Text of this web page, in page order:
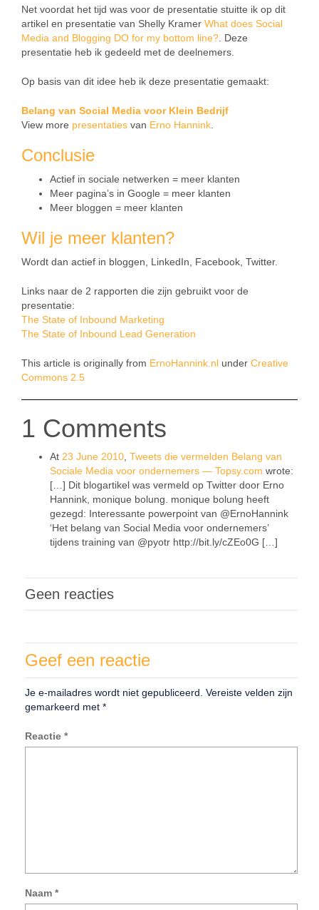
Net voordat het tijd was voor de presentatie stuitte ik op dit
artikel en presentatie van Shelly Kramer What does Social
Media and Blogging DO for my bottom line? . Deze
presentatie heb ik gedeeld met de deelnemers.
Op basis van dit idee heb ik deze presentatie gemaakt:
Belang van Social Media voor Klein Bedrijf
View more presentaties van Erno Hannink
Conclusie
Actief in sociale netwerken = meer klanten
Meer pagina’s in Google = meer klanten
Meer bloggen = meer klanten
Wil je meer klanten?
Wordt dan actief in bloggen, LinkedIn, Facebook, Twitter.
Links naar de 2 rapporten die zijn gebruikt voor de
presentatie:
The State of Inbound Marketing
The State of Inbound Lead Generation
This article is originally from ErnoHannink.nl under Creative
Commons 2.5
1 Comments
At 23 June 2010 Tweets die vermelden Belang van
Sociale Media voor ondernemers — Topsy.com wrote:
[…] Dit blogartikel was vermeld op Twitter door Erno
Hannink, monique bolung. monique bolung heeft
gezegd: Interessante powerpoint van @ErnoHannink
‘Het belang van Social Media voor ondernemers’
tijdens training van @pyotr http://bit.ly/cZEo0G […]
Geen reacties
Geef een reactie
Je e-mailadres wordt niet gepubliceerd. Vereiste velden zijn
gemarkeerd met *
Reactie *
Naam *